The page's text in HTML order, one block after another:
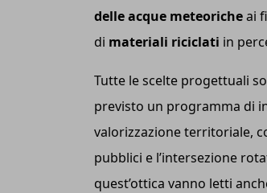
delle acque meteoricheai
di materiali riciclati in
Tutte le scelte progettuali
previsto un programma di
valorizzazione territoriale,
pubblici e l’intersezione
quest’ottica vanno letti